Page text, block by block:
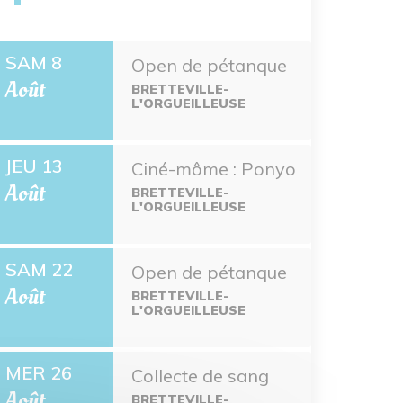
SAM 8
Août
Open de pétanque
BRETTEVILLE-
L'ORGUEILLEUSE
JEU 13
Août
Ciné-môme : Ponyo
BRETTEVILLE-
L'ORGUEILLEUSE
SAM 22
Août
Open de pétanque
BRETTEVILLE-
L'ORGUEILLEUSE
MER 26 Collecte de sang
BRETTEVILLE-